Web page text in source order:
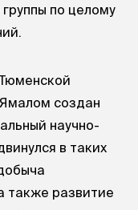
по целому
создан
научно-
в таких
также развитие